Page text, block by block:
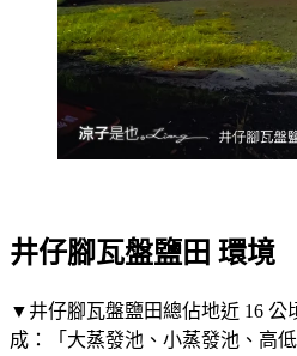
井仔腳瓦盤鹽田 環境
▼井仔腳瓦盤鹽田總佔地近 16 公
成：「大蒸發池、小蒸發池、高